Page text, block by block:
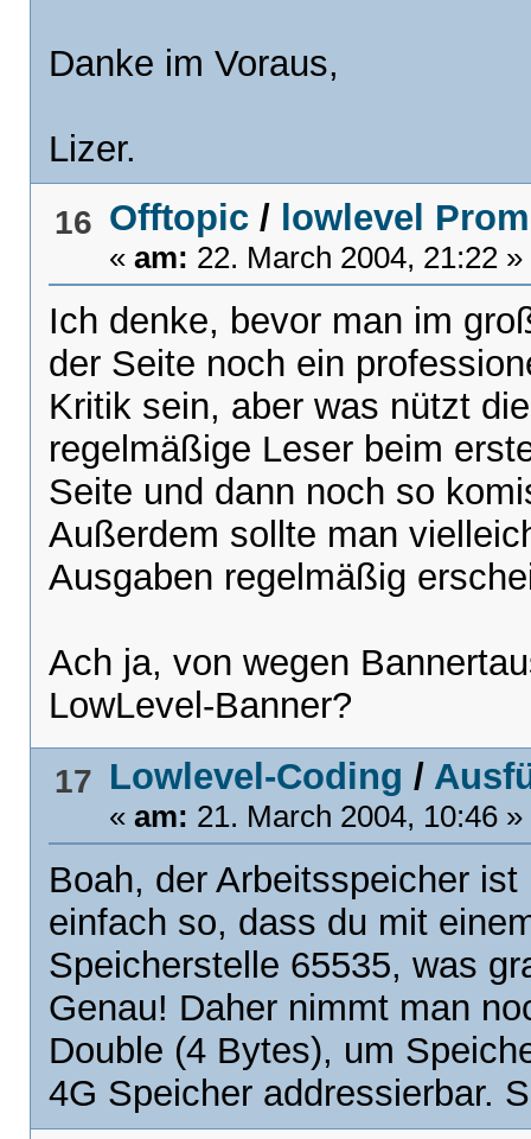
Danke im Voraus,
Lizer.
16 Offtopic / lowlevel
«am: 22. March 2004, 21:22 »
Ich denke, bevor man im
der Seite noch ein
Kritik sein, aber was nützt
regelmäßige Leser beim
Seite und dann noch so
Außerdem sollte man
Ausgaben regelmäßig
Ach ja, von wegen
LowLevel-Banner?
17 Lowlevel-Coding /
«am: 21. March 2004, 10:46 »
Boah, der Arbeitsspeicher
einfach so, dass du mit
Speicherstelle 65535, was
Genau! Daher nimmt man
Double (4 Bytes), um
4G Speicher addressierbar.